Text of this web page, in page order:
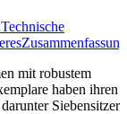
Technische
Zusammenfassung
mit robustem
haben ihren
Siebensitzer